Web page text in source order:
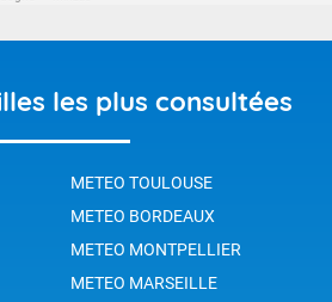
les plus consultées
METEO TOULOUSE
METEO BORDEAUX
METEO MONTPELLIER
METEO MARSEILLE